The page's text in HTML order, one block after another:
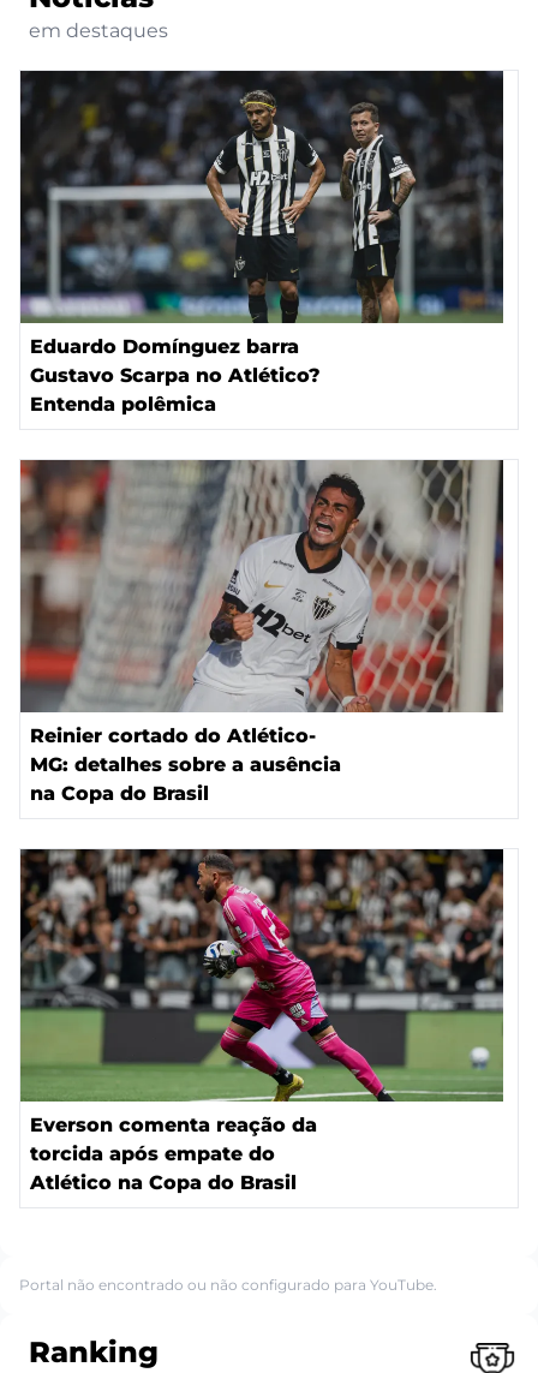
em destaques
Eduardo Domínguez barra
Gustavo Scarpa no Atlético?
Entenda polêmica
Reinier cortado do Atlético-
MG: detalhes sobre a ausência
na Copa do Brasil
Everson comenta reação da
torcida após empate do
Atlético na Copa do Brasil
Portal não encontrado ou não configurado para YouTube.
Ranking